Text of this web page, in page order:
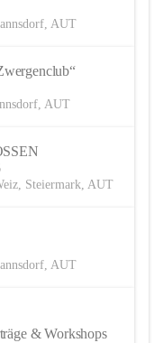
AUT
Eltern-Kind-Gruppe/Spielgruppe „Zwergenclub“
AUT
Steiermark, AUT
AUT
MAIEnergie & Natur - Ausstellung, Vorträge & Workshops